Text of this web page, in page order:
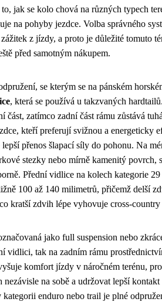
jak se kolo chová na různých typech
na pohyby jezdce. Volba správného
z jízdy, a proto je důležité tomuto
před samotným nákupem.
se kterým se na pánském
, která se používá u takzvaných
část, zatímco zadní část rámu zůstává
kteří preferují svižnou a energeticky
přenos šlapací síly do pohonu. Na
stezky nebo mírně kamenitý povrch,
Přední vidlice na kolech kategorie
100 až 140 milimetrů, přičemž delší
kratší zdvih lépe vyhovuje cross-
jako full suspension nebo
vidlici, tak na zadním rámu
komfort jízdy v náročném terénu,
nezávisle na sobě a udržovat lepší
enduro nebo trail je plné